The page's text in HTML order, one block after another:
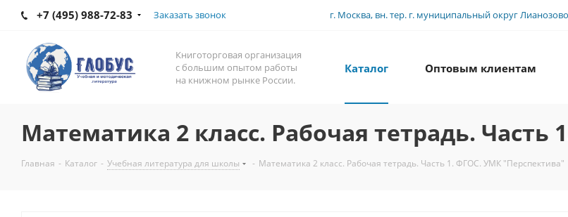
+7 (495) 988-72-83 Заказать звонок г. Москва, вн. тер. г. муниципальный округ
Книготорговая организация
с большим опытом работы
на книжном рынке России.
Каталог Оптовым клиентам
Математика 2 класс. Рабочая тетрадь.
Главная - Каталог - Учебная литература для школы - Математика 2 класс. Рабочая тетрадь. Часть 1. ФГОС. УМК "Перспектива"